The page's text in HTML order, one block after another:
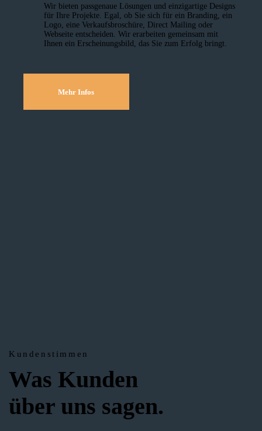
Wir bieten passgenaue Lösungen und einzig­artige Designs
für Ihre Projekte. Egal, ob Sie sich für ein Branding, ein
Logo, eine Verkaufsbroschüre, Direct Mailing oder
Webseite entscheiden. Wir erarbeiten gemeinsam mit
Ihnen ein Erscheinungsbild, das Sie zum Erfolg bringt.
Mehr Infos
Kundenstimmen
Was Kunden
über uns sagen.